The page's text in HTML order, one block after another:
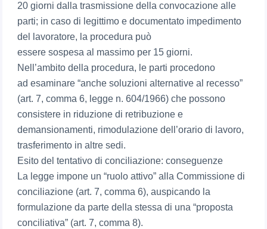
20 giorni dalla trasmissione della convocazione alle
parti; in caso di legittimo e documentato impedimento
del lavoratore, la procedura può
essere sospesa al massimo per 15 giorni.
Nell’ambito della procedura, le parti procedono
ad esaminare “anche soluzioni alternative al recesso”
(art. 7, comma 6, legge n. 604/1966) che possono
consistere in riduzione di retribuzione e
demansionamenti, rimodulazione dell’orario di lavoro,
trasferimento in altre sedi.
Esito del tentativo di conciliazione: conseguenze
La legge impone un “ruolo attivo” alla Commissione di
conciliazione (art. 7, comma 6), auspicando la
formulazione da parte della stessa di una “proposta
conciliativa” (art. 7, comma 8).